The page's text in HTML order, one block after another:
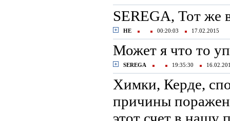
SEREGA, Тот же
НЕ 00:20:03 17.02.2015
Может я что то
SEREGA 19:35:30
Химки, Керде,
причины